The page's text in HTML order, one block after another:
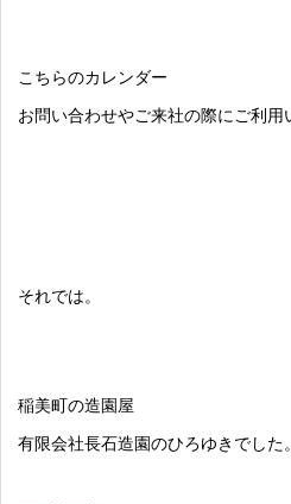
こちらのカレンダー
お問い合わせやご来社の際にご利用
それでは。
稲美町の造園屋
有限会社長石造園のひろゆきでした。